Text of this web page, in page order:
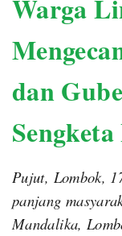
Warga
dan
Pujut, Lombok,
panjang
Mandalika,